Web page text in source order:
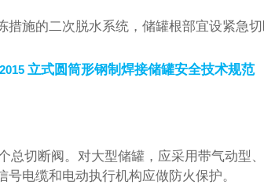
施的二次脱水系统，储罐根部宜设紧急切
立式圆筒形钢制焊接储罐安全技术规范
总切断阀。对大型储罐，应采用带气动型
电缆和电动执行机构应做防火保护。